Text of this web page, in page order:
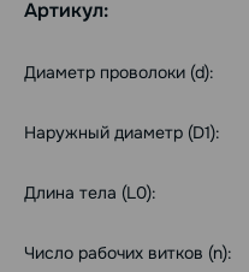
Артикул:
Диаметр проволоки (d):
Наружный диаметр (D1):
Длина тела (L0):
Число рабочих витков (n):